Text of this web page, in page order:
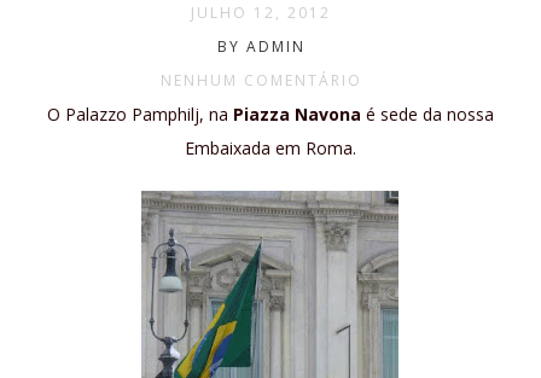
JULHO 12, 2012
BY ADMIN
NENHUM COMENTÁRIO
O Palazzo Pamphilj, na Piazza Navona é sede da nossa
Embaixada em Roma.